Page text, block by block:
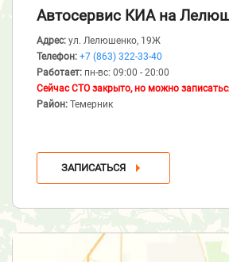
Автосервис КИА на
Адрес: ул. Лелюшенко, 19Ж
Телефон: +7 (863) 322-33-40
Работает: пн-вс: 09:00 - 20:00
Сейчас СТО закрыто, но можно
Район: Темерник
ЗАПИСАТЬСЯ